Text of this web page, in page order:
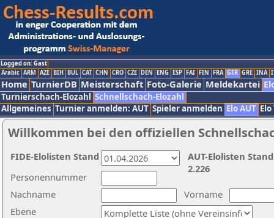
Logged on: Gast
Arabic ARM AZE BIH BUL CAT CHN CRO CZE DEN ENG ESP FAI FIN FRA GER GRE INA
Home TurnierDB Meisterschaft Foto-Galerie Meldekartei
Turnierschach-Elozahl Schnellschach-Elozahl
Allgemeines Turnier anmelden: AUT Spieler anmelden Elo AUT
Willkommen bei den offiziellen
Nachname
Vorname
Ebene
Personennummer
AUT-Elolisten
2.226
FIDE-Elolisten Stand